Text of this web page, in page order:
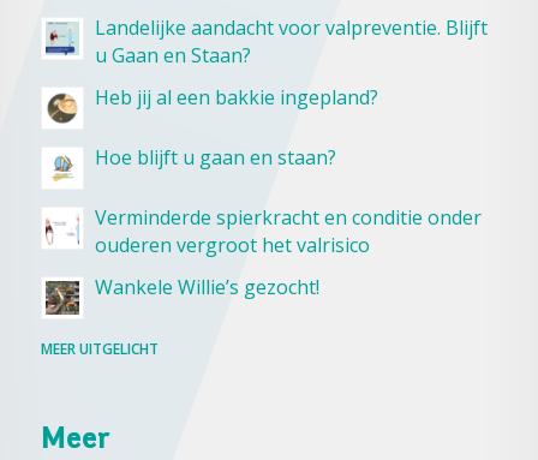
Landelijke aandacht voor valpreventie. Blijft
u Gaan en Staan?
Heb jij al een bakkie ingepland?
Hoe blijft u gaan en staan?
Verminderde spierkracht en conditie onder
ouderen vergroot het valrisico
Wankele Willie’s gezocht!
MEER UITGELICHT
Meer